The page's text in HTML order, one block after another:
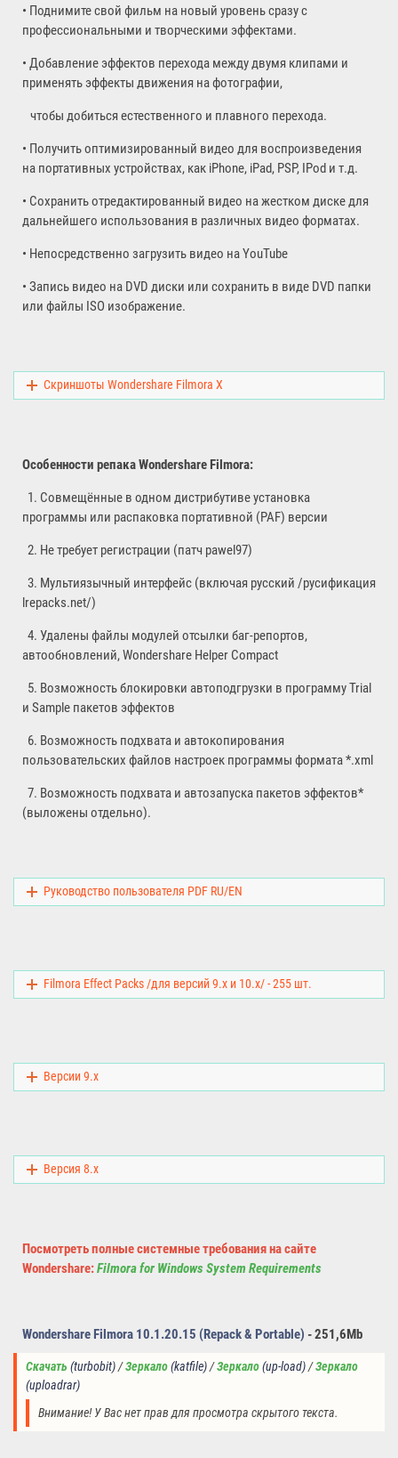
• Поднимите свой фильм на новый уровень сразу с
профессиональными и творческими эффектами.
• Добавление эффектов перехода между двумя клипами и
применять эффекты движения на фотографии,
чтобы добиться естественного и плавного перехода.
• Получить оптимизированный видео для воспроизведения
на портативных устройствах, как iPhone, iPad, PSP, IPod и т.д.
• Сохранить отредактированный видео на жестком диске для
дальнейшего использования в различных видео форматах.
• Непосредственно загрузить видео на YouTube
• Запись видео на DVD диски или сохранить в виде DVD папки
или файлы ISO изображение.
Скриншоты Wondershare Filmora X
Особенности репака Wondershare Filmora:
1. Совмещённые в одном дистрибутиве установка
программы или распаковка портативной (PAF) версии
2. Не требует регистрации (патч pawel97)
3. Мультиязычный интерфейс (включая русский /русификация
lrepacks.net/)
4. Удалены файлы модулей отсылки баг-репортов,
автообновлений, Wondershare Helper Compact
5. Возможность блокировки автоподгрузки в программу Trial
и Sample пакетов эффектов
6. Возможность подхвата и автокопирования
пользовательских файлов настроек программы формата *.xml
7. Возможность подхвата и автозапуска пакетов эффектов*
(выложены отдельно).
Руководство пользователя PDF RU/EN
Filmora Effect Packs /для версий 9.x и 10.x/ - 255 шт.
Версии 9.x
Версия 8.x
Посмотреть полные системные требования на сайте
Wondershare:Filmora for Windows System Requirements
Wondershare Filmora 10.1.20.15 (Repack & Portable) -251,6Mb
Скачать (turbobit)/ Зеркало(katfile) / Зеркало (up-load) /Зеркало
(uploadrar)
Внимание! У Вас нет прав для просмотра скрытого текста.